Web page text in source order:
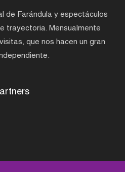
de Farándula y espectáculos
trayectoria. Mensualmente
que nos hacen un gran